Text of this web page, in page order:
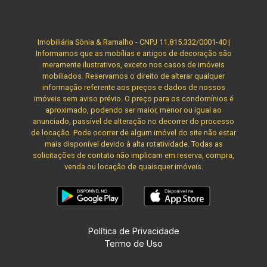
imobiliários, tradição, inovação e exclusividade!
Obs.:A imobiliária se reserva ao direito de alterar
qualquer informação referente aos valores,
dados e disponibilidade de seus imóveis, sem
aviso prévio.
Imobiliária Sônia & Ramalho - CNPJ 11.815.332/0001-40 |
Informamos que as mobílias e artigos de decoração são
meramente ilustrativos, exceto nos casos de imóveis
mobiliados. Reservamos o direito de alterar qualquer
informação referente aos preços e dados de nossos
imóveis sem aviso prévio. O preço para os condomínios é
aproximado, podendo ser maior, menor ou igual ao
anunciado, passível de alteração no decorrer do processo
de locação. Pode ocorrer de algum imóvel do site não estar
mais disponível devido à alta rotatividade. Todas as
solicitações de contato não implicam em reserva, compra,
venda ou locação de quaisquer imóveis.
Política de Privacidade
Termo de Uso